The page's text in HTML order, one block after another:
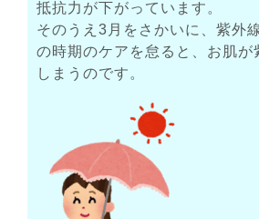
抵抗力が下がっています。
そのうえ3月をさかいに、紫外
の時期のケアを怠ると、お肌
しまうのです。